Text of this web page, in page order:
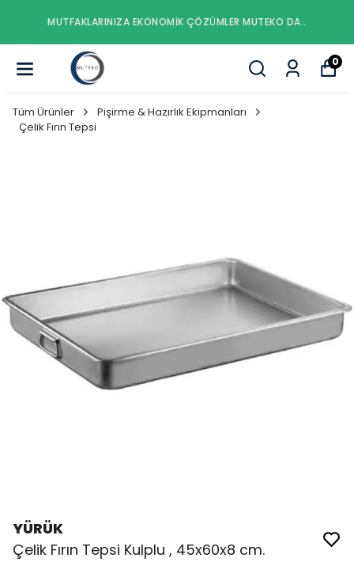
MUTFAKLARINIZA EKONOMIK ÇÖZÜMLER
0
Tüm Ürünler
Pişirme & Hazırlık Ekipmanları
Çelik Fırın Tepsi
YÜRÜK
Çelik Fırın Tepsi Kulplu , 45x60x8 cm.